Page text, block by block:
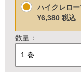
ハイクレロ
¥6,380 税込
数量：